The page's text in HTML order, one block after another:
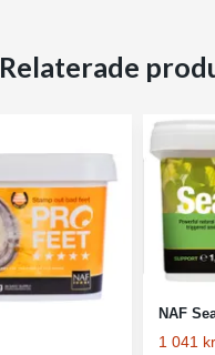
Relaterade
NAF
1 041 kr